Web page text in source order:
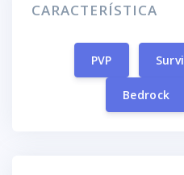
CARACTERÍSTICA
PVP
Bedrock